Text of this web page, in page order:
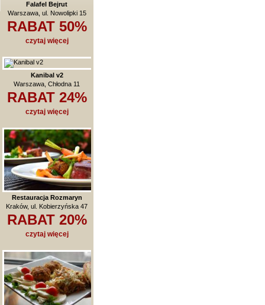
Falafel Bejrut
Warszawa, ul. Nowolipki 15
RABAT 50%
czytaj więcej
Kanibal v2
Warszawa, Chłodna 11
RABAT 24%
czytaj więcej
Restauracja Rozmaryn
Kraków, ul. Kobierzyńska 47
RABAT 20%
czytaj więcej